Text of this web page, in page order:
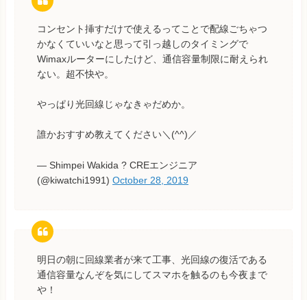
コンセント挿すだけで使えるってことで配線ごちゃつ
かなくていいなと思って引っ越しのタイミングで
Wimaxルーターにしたけど、通信容量制限に耐えられ
ない。超不快や。
やっぱり光回線じゃなきゃだめか。
誰かおすすめ教えてください＼(^^)／
— Shimpei Wakida ? CREエンジニア
(@kiwatchi1991) October 28, 2019
明日の朝に回線業者が来て工事、光回線の復活である
通信容量なんぞを気にしてスマホを触るのも今夜まで
や！